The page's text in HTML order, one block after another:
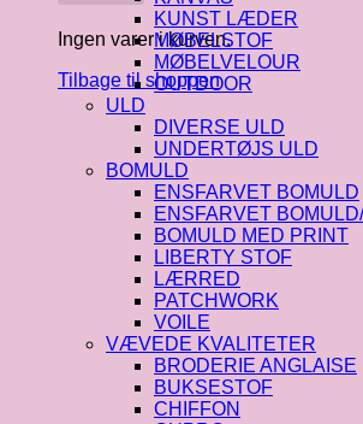
Ingen varer i kurven.
Tilbage til shoppen
KUNST LÆDER
MØBELSTOF
MØBELVELOUR
OUTDOOR
ULD
DIVERSE ULD
UNDERTØJS ULD
BOMULD
ENSFARVET BOMULD
ENSFARVET
BOMULD MED PRINT
LIBERTY STOF
LÆRRED
PATCHWORK
VOILE
VÆVEDE KVALITETER
BRODERIE ANGLAISE
BUKSESTOF
CHIFFON